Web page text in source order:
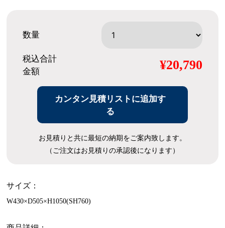
数量
税込合計
金額
¥20,790
カンタン見積リストに追加す
る
お見積りと共に最短の納期をご案内致します。
（ご注文はお見積りの承認後になります）
サイズ：
W430×D505×H1050(SH760)